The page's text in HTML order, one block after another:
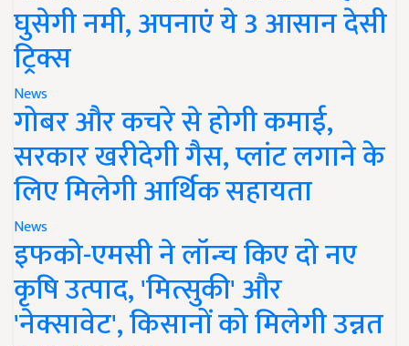
घुसेगी नमी, अपनाएं ये 3 आसान देसी
ट्रिक्स
News
गोबर और कचरे से होगी कमाई,
सरकार खरीदेगी गैस, प्लांट लगाने के
लिए मिलेगी आर्थिक सहायता
News
इफको-एमसी ने लॉन्च किए दो नए
कृषि उत्पाद, 'मित्सुकी' और
'नेक्सावेट', किसानों को मिलेगी उन्नत